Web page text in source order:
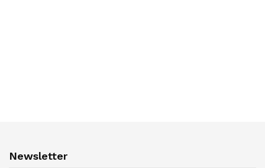
Newsletter